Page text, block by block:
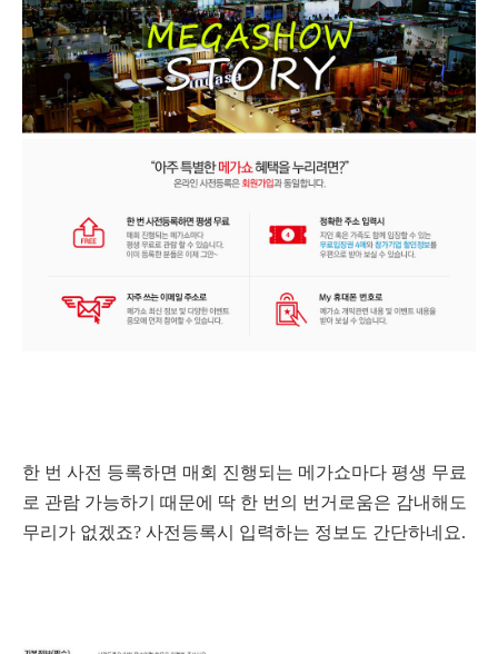
한 번 사전 등록하면 매회 진행되는 메가쇼마다 평생 무료
로 관람 가능하기 때문에 딱 한 번의 번거로움은 감내해도
무리가 없겠죠? 사전등록시 입력하는 정보도 간단하네요.